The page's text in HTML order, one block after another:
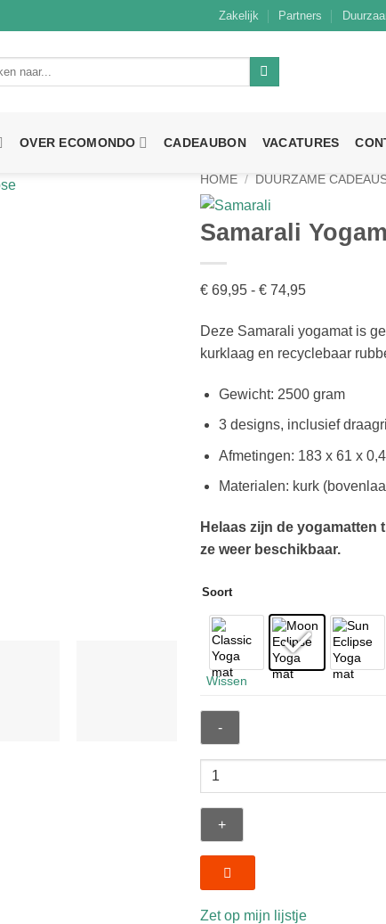
Zakelijk Partners
OVER ECOMONDO CADEAUBON VACATURES
HOME / DUURZAME
Samarali
€ 69,95 - € 74,95
tot
€ 74,95
Deze Samarali yogamat is
kurklaag en recyclebaar
Gewicht: 2500 gram
3 designs, inclusief
Afmetingen: 183 x 61 x
Materialen: kurk
Helaas zijn de yogamatten
ze weer beschikbaar.
Soort
Wissen
Samarali
Yogamat
Kurk
aantal
Zet op mijn lijstje